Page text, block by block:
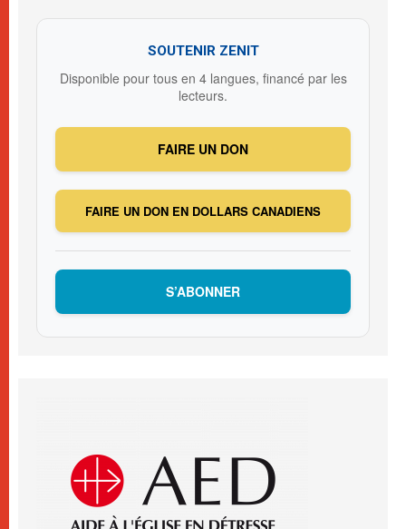
SOUTENIR ZENIT
Disponible pour tous en 4 langues, financé par les
lecteurs.
FAIRE UN DON
FAIRE UN DON EN DOLLARS CANADIENS
S’ABONNER